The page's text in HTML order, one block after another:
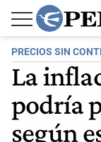
PRECIOS SIN
La
podría
según